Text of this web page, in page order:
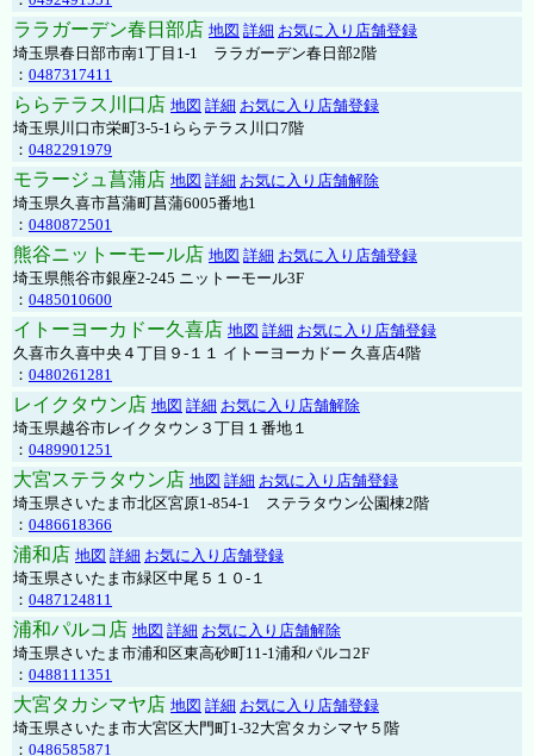
ララガーデン春日部店 地図 詳細 お気に入り店舗登録
埼玉県春日部市南1丁目1-1 ララガーデン春日部2階
： 0487317411
ららテラス川口店 地図 詳細 お気に入り店舗登録
埼玉県川口市栄町3-5-1ららテラス川口7階
： 0482291979
モラージュ菖蒲店 地図 詳細 お気に入り店舗解除
埼玉県久喜市菖蒲町菖蒲6005番地1
： 0480872501
熊谷ニットーモール店 地図 詳細 お気に入り店舗登録
埼玉県熊谷市銀座2-245 ニットーモール3F
： 0485010600
イトーヨーカドー久喜店 地図 詳細 お気に入り店舗登録
久喜市久喜中央４丁目９-１１ イトーヨーカドー 久喜店4階
： 0480261281
レイクタウン店 地図 詳細 お気に入り店舗解除
埼玉県越谷市レイクタウン３丁目１番地１
： 0489901251
大宮ステラタウン店 地図 詳細 お気に入り店舗登録
埼玉県さいたま市北区宮原1-854-1 ステラタウン公園棟2階
： 0486618366
浦和店 地図 詳細 お気に入り店舗登録
埼玉県さいたま市緑区中尾５１０-１
： 0487124811
浦和パルコ店 地図 詳細 お気に入り店舗解除
埼玉県さいたま市浦和区東高砂町11-1浦和パルコ2F
： 0488111351
大宮タカシマヤ店 地図 詳細 お気に入り店舗登録
埼玉県さいたま市大宮区大門町1-32大宮タカシマヤ５階
： 0486585871